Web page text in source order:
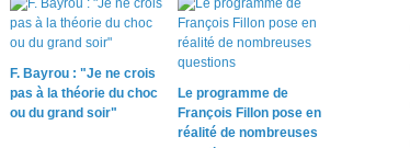
F. Bayrou : "Je ne crois
pas à la théorie du choc
ou du grand soir"
Le programme de
François Fillon pose en
réalité de nombreuses